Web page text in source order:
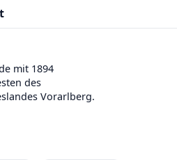
mit 1894
des
Vorarlberg.